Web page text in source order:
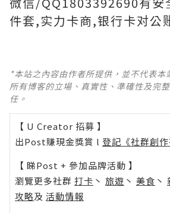
件套,实力卡商,银行卡对公
*本站之內容由作者所提供，並不代表
所有博客的立場、真實性、準確性及完
任。
【 U Creator 招募 】
出Post賺現金獎賞 l 登記《社群創作
【 睇Post + 參加品牌活動 】
瀏覽更多社群 打卡 丶 旅遊 丶 美食 丶
攻略及 活動情報